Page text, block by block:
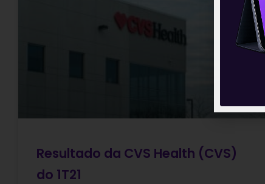
Resultado da CVS Health (CVS)
do 1T21